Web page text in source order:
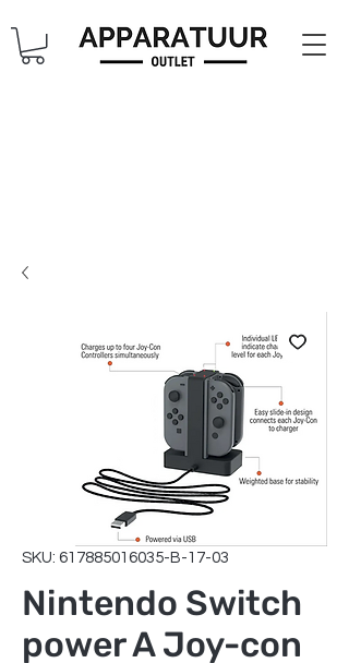
SKU: 617885016035-B-17-03
Nintendo Switch
power A Joy-con